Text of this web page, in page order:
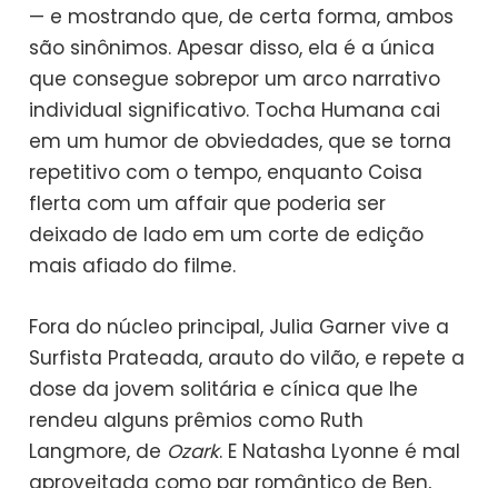
— e mostrando que, de certa forma, ambos
são sinônimos. Apesar disso, ela é a única
que consegue sobrepor um arco narrativo
individual significativo. Tocha Humana cai
em um humor de obviedades, que se torna
repetitivo com o tempo, enquanto Coisa
flerta com um affair que poderia ser
deixado de lado em um corte de edição
mais afiado do filme.
Fora do núcleo principal, Julia Garner vive a
Surfista Prateada, arauto do vilão, e repete a
dose da jovem solitária e cínica que lhe
rendeu alguns prêmios como Ruth
Langmore, de Ozark. E Natasha Lyonne é mal
aproveitada como par romântico de Ben,